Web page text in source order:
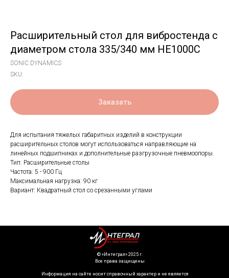
Расширительный стол для вибростенда с
диаметром стола 335/340 мм HE1000C
SONIC DYNAMICS
SKU:
Заказать
Для испытания тяжелых габаритных изделий в конструкции
расширительных столов могут использоваться направляющие на
линейных подшипниках и дополнительные разгрузочные пневмоопоры.
Тип: Расширительные столы
Частота: 5 - 900 Гц
Максимальная нагрузка: 90 кг
Вариант: Квадратный стол со срезанными углами
Информация на сайте носит справочный характер и не является
©️ «Интеграл» 2025 г.
Все права защищены